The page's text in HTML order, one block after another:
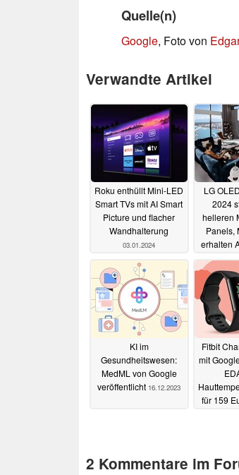
Quelle(n)
Google, Foto von
Verwandte Artikel
Roku enthüllt Mini-LED
Smart TVs mit AI Smart
Picture und flacher
Wandhalterung
03.01.2024
LG
2024
helleren
Panels,
erhalten
KI im
Gesundheitswesen:
MedML von Google
veröffentlicht 16.12.2023
Fitbit
mit
für 159
2 Kommentare im